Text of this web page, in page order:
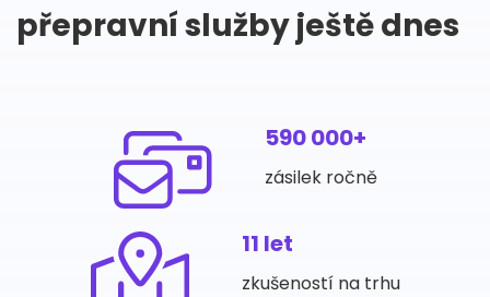
přepravní služby ještě dnes
590 000+
zásilek ročně
11 let
zkušeností na trhu